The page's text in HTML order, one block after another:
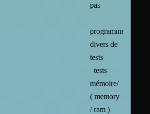
pas
programmes
divers de
tests
tests
mémoire/
( memory
/ ram )